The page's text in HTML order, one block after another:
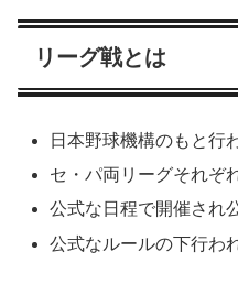
リーグ戦とは
日本野球機構のもと行
セ・パ両リーグそれぞ
公式な日程で開催され
公式なルールの下行わ